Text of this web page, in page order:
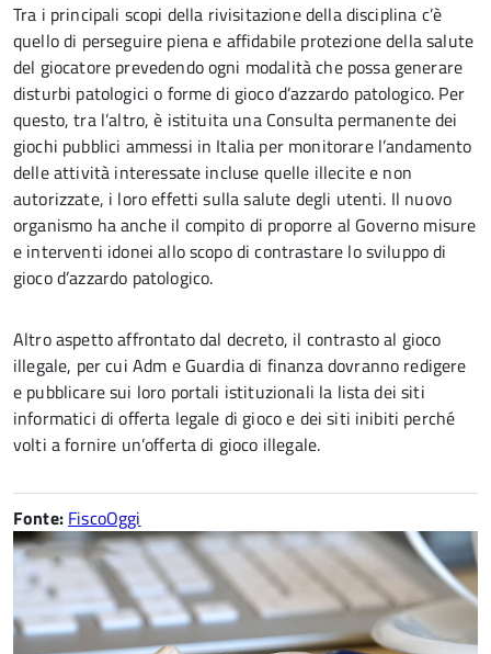
Tra i principali scopi della rivisitazione della disciplina c’è
quello di perseguire piena e affidabile protezione della salute
del giocatore prevedendo ogni modalità che possa generare
disturbi patologici o forme di gioco d’azzardo patologico. Per
questo, tra l’altro, è istituita una Consulta permanente dei
giochi pubblici ammessi in Italia per monitorare l’andamento
delle attività interessate incluse quelle illecite e non
autorizzate, i loro effetti sulla salute degli utenti. Il nuovo
organismo ha anche il compito di proporre al Governo misure
e interventi idonei allo scopo di contrastare lo sviluppo di
gioco d’azzardo patologico.
Altro aspetto affrontato dal decreto, il contrasto al gioco
illegale, per cui Adm e Guardia di finanza dovranno redigere
e pubblicare sui loro portali istituzionali la lista dei siti
informatici di offerta legale di gioco e dei siti inibiti perché
volti a fornire un’offerta di gioco illegale.
Fonte: FiscoOggi